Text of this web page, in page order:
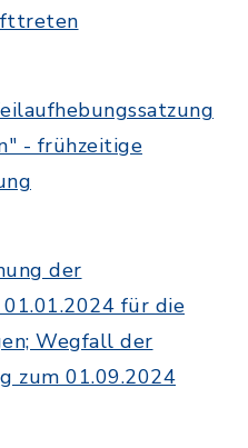
- frühzeitige
der
für die
Wegfall der
zum 01.09.2024